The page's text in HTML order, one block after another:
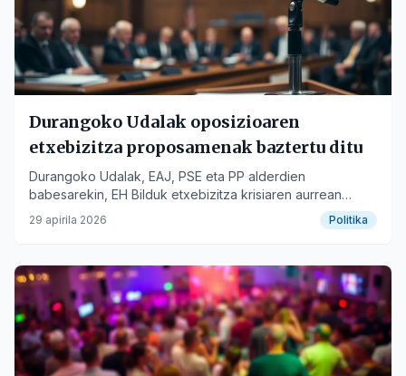
Durangoko Udalak oposizioaren
etxebizitza proposamenak baztertu ditu
Durangoko Udalak, EAJ, PSE eta PP alderdien
babesarekin, EH Bilduk etxebizitza krisiaren aurrean
aurkeztutako neurriak atzera bota ditu, dagoeneko plan
bat martxan dagoela argudiatuz.
29 apirila 2026 Politika